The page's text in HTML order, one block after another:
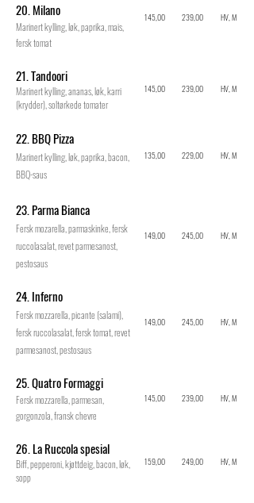
20. Milano
Marinert kylling, løk, paprika, mais,
fersk tomat
145,00 239,00 HV, M
21. Tandoori
Marinert kylling, ananas, løk, karri
(krydder), soltørkede tomater
145,00 239,00 HV, M
22. BBQ Pizza
Marinert kylling, løk, paprika, bacon,
BBQ-saus
135,00 229,00 HV, M
23. Parma Bianca
Fersk mozarella, parmaskinke, fersk
ruccolasalat, revet parmesanost,
pestosaus
149,00 245,00 HV, M
24. Inferno
Fersk mozzarella, picante (salami),
fersk ruccolasalat, fersk tomat, revet
parmesanost, pestosaus
149,00 245,00 HV, M
25. Quatro Formaggi
Fersk mozzarella, parmesan,
gorgonzola, fransk chevre
145,00 239,00 HV, M
26. La Ruccola spesial
Biff, pepperoni, kjøttdeig, bacon, løk,
sopp
159,00 249,00 HV, M